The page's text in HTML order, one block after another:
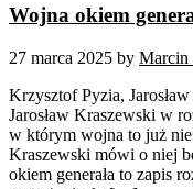
Wojna okiem
27 marca 2025 by Marcin
Krzysztof Pyzia,
Jarosław Kraszewski w
w którym wojna to już nie
Kraszewski mówi o niej
okiem generała to zapis